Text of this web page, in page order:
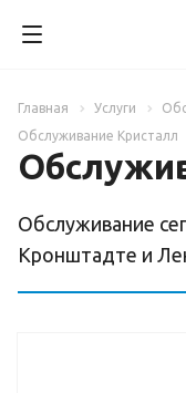
Главная Услуги
Обслуживание Кристалл
Обслуживание
Кронштадте и